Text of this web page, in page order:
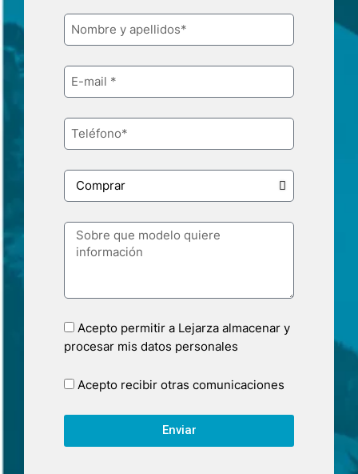
Acepto permitir a Lejarza almacenar y
procesar mis datos personales
Acepto recibir otras comunicaciones
Enviar